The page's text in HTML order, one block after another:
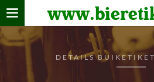
Home
verzamelen
De bierkaart
DETAILS